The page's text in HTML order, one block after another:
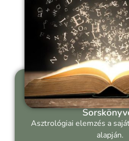
Asztrológiai elemzés a
alapján.